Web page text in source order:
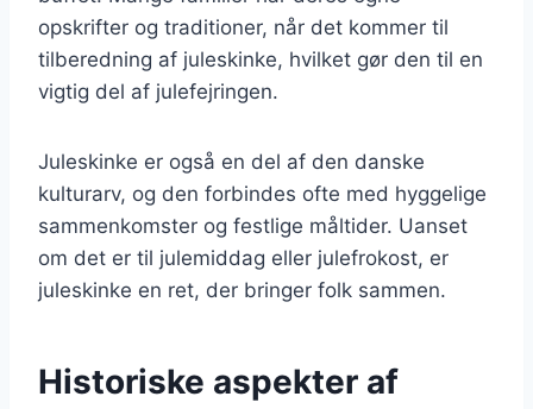
opskrifter og traditioner, når det kommer til
tilberedning af juleskinke, hvilket gør den til en
vigtig del af julefejringen.
Juleskinke er også en del af den danske
kulturarv, og den forbindes ofte med hyggelige
sammenkomster og festlige måltider. Uanset
om det er til julemiddag eller julefrokost, er
juleskinke en ret, der bringer folk sammen.
Historiske aspekter af